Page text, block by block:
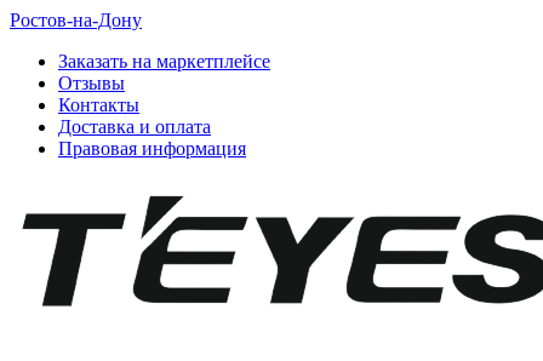
Ростов-на-Дону
Заказать на маркетплейсе
Отзывы
Контакты
Доставка и оплата
Правовая информация